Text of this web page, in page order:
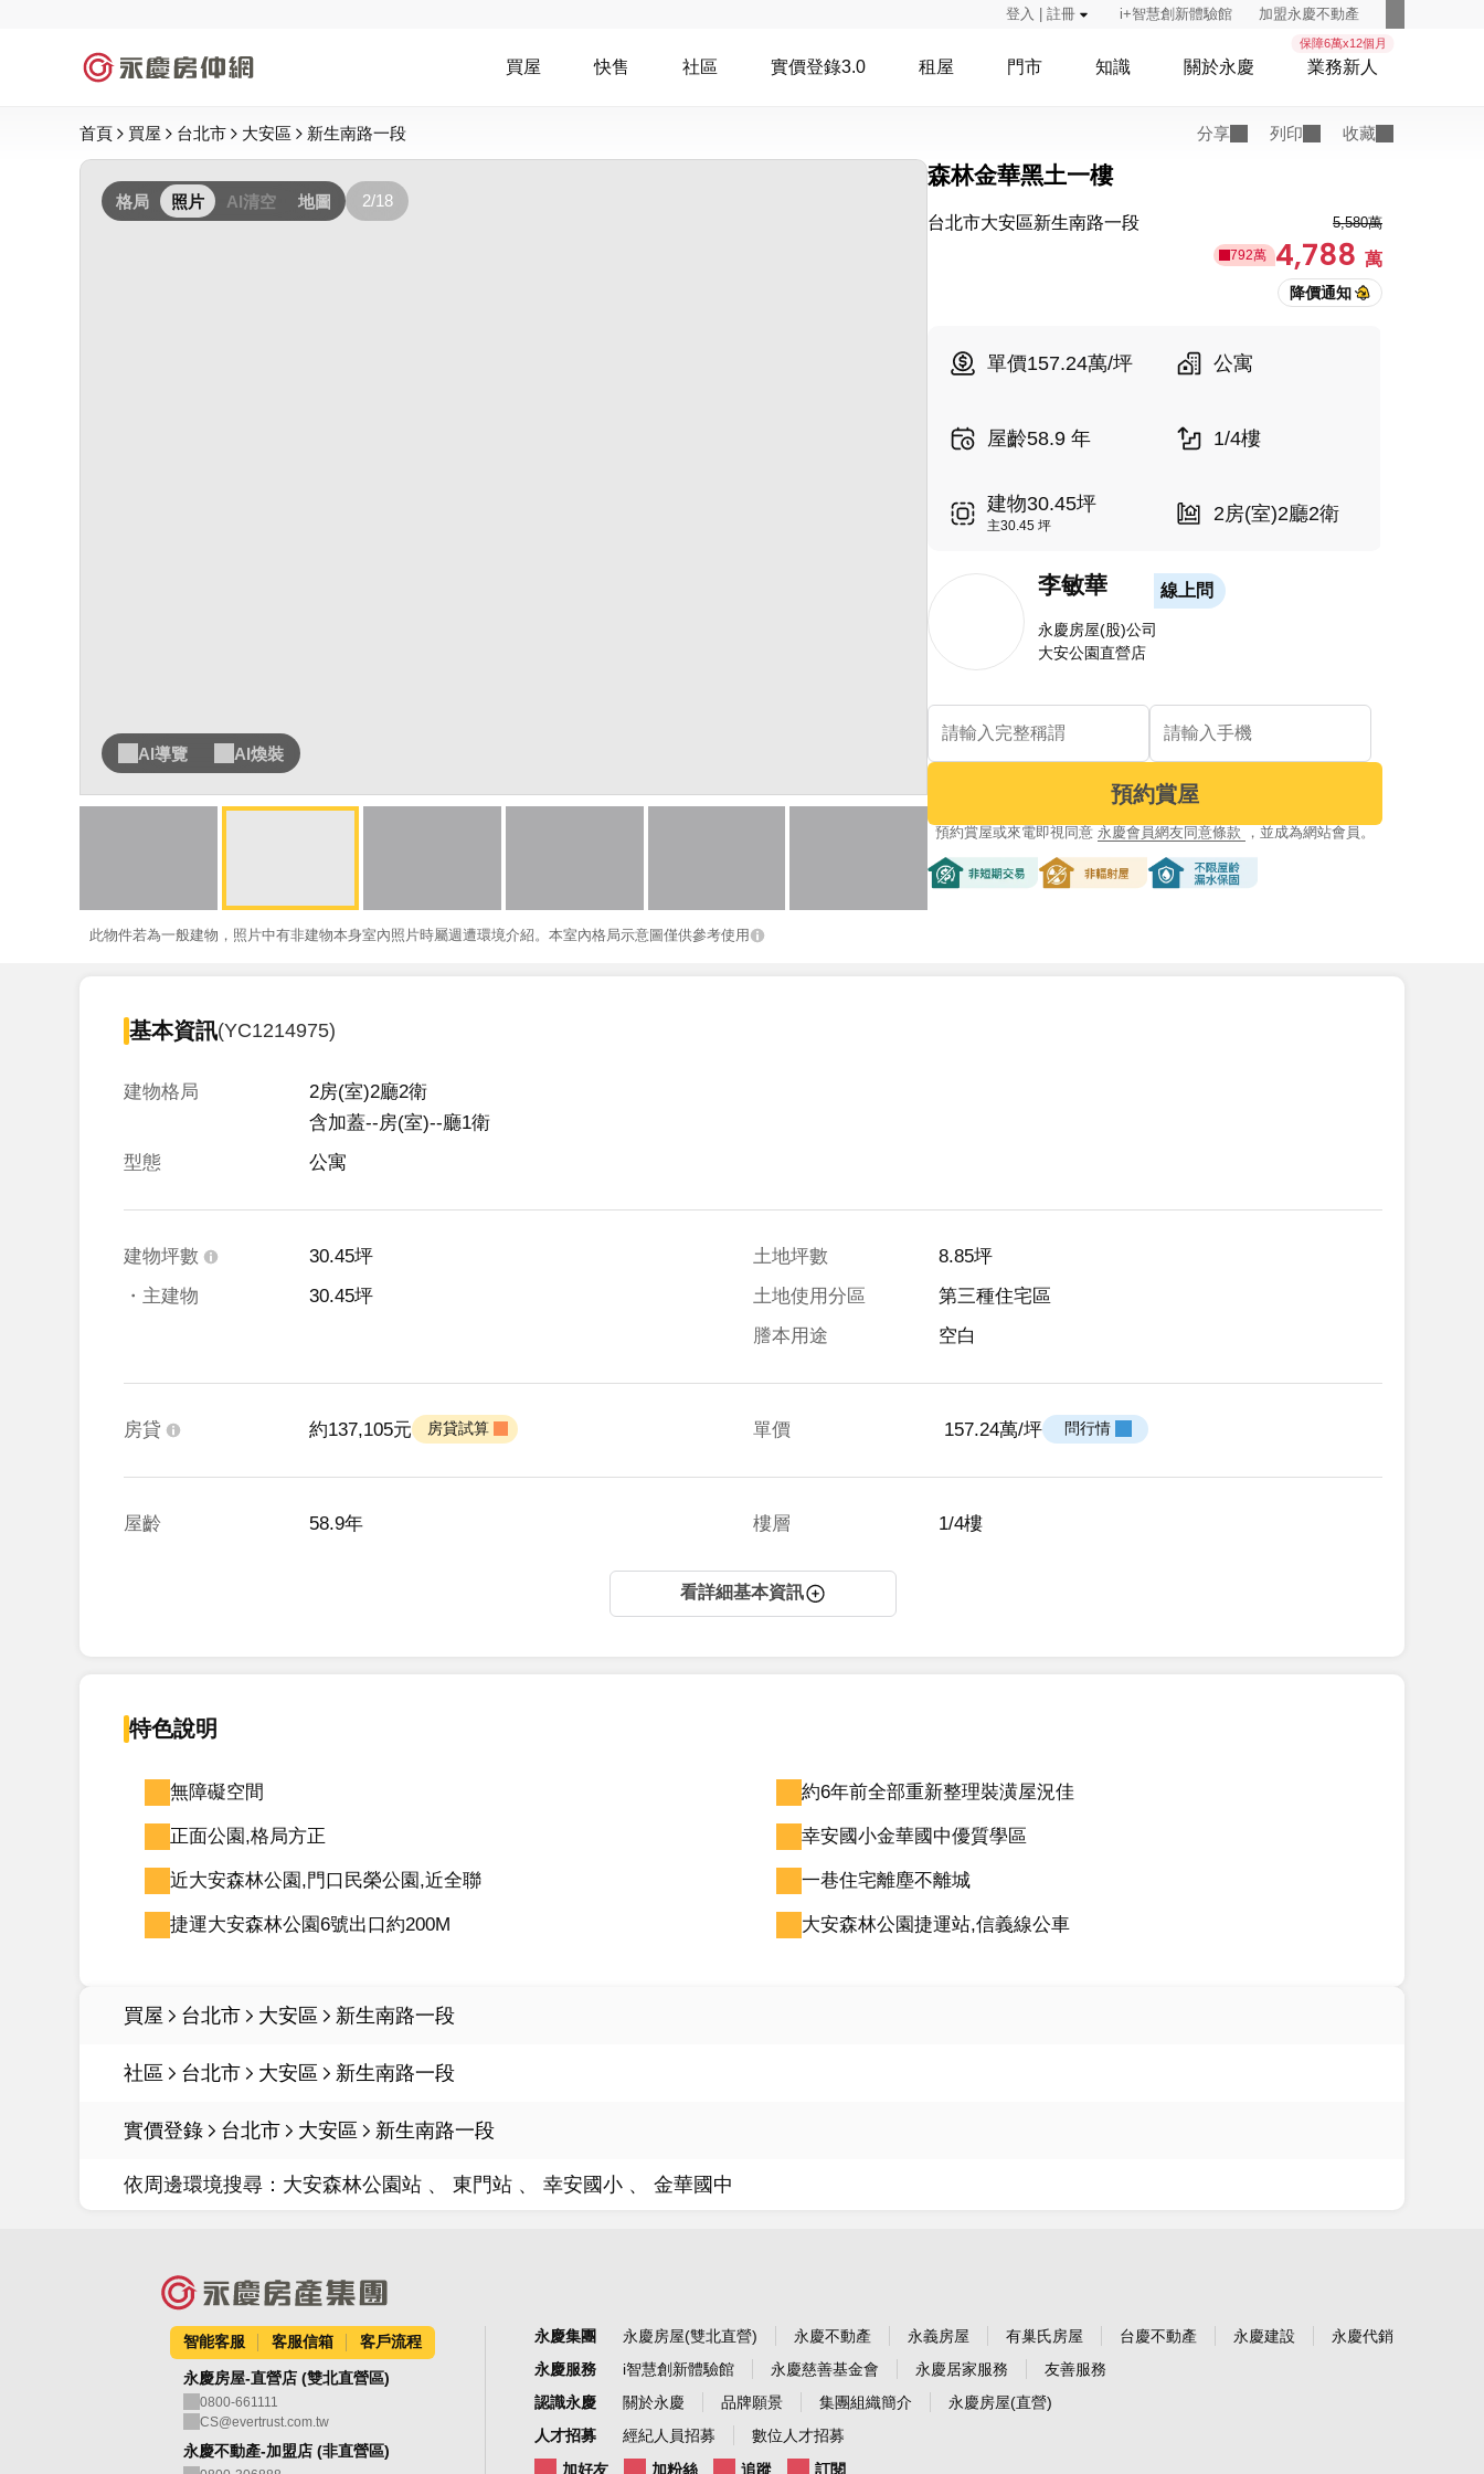
登入 | 註冊 i+智慧創新體驗館 加盟永慶不動產
買屋 快售 社區 實價登錄3.0 租屋 門市 知識 關於永慶
保障6萬x12個月
業務新人
首頁 買屋 台北市 大安區 新生南路一段 分享 列印 收藏
格局 照片 AI清空 地圖 2/18
AI導覽 AI煥裝
此物件若為一般建物，照片中有非建物本身室內照片時屬週遭環境介紹。本室內格局示意圖僅供參考使用
森林金華黑土一樓
台北市大安區新生南路一段 5,580萬
792萬 4,788 萬
單價157.24萬/坪 公寓
屋齡58.9 年 1/4樓
建物30.45坪
主30.45 坪
2房(室)2廳2衛
李敏華 線上問
永慶房屋(股)公司
大安公園直營店
預約賞屋
預約賞屋或來電即視同意 永慶會員網友同意條款 ，並成為網站會員。
基本資訊(YC1214975)
建物格局
2房(室)2廳2衛
含加蓋--房(室)--廳1衛
型態
公寓
建物坪數
30.45坪
・主建物
30.45坪
土地坪數
8.85坪
土地使用分區
第三種住宅區
謄本用途
空白
房貸 約137,105元 房貸試算 單價 157.24萬/坪 問行情
屋齡 58.9年 樓層 1/4樓
看詳細基本資訊
特色說明
無障礙空間 約6年前全部重新整理裝潢屋況佳
正面公園,格局方正 幸安國小金華國中優質學區
近大安森林公園,門口民榮公園,近全聯 一巷住宅離塵不離城
捷運大安森林公園6號出口約200M 大安森林公園捷運站,信義線公車
買屋 台北市 大安區 新生南路一段
社區 台北市 大安區 新生南路一段
實價登錄 台北市 大安區 新生南路一段
依周邊環境搜尋： 大安森林公園站 東門站 幸安國小 金華國中
智能客服 客服信箱 客戶流程
永慶房屋-直營店 (雙北直營區)
0800-661111
CS@evertrust.com.tw
永慶不動產-加盟店 (非直營區)
永慶集團 永慶房屋(雙北直營) 永慶不動產 永義房屋 有巢氏房屋 台慶不動產 永慶建設
永慶代銷
永慶服務
i智慧創新體驗館 永慶慈善基金會 永慶居家服務
友善服務
認識永慶
關於永慶 品牌願景 集團組織簡介
永慶房屋(直營)
人才招募
經紀人員招募
數位人才招募
加好友
加粉絲 追蹤 訂閱